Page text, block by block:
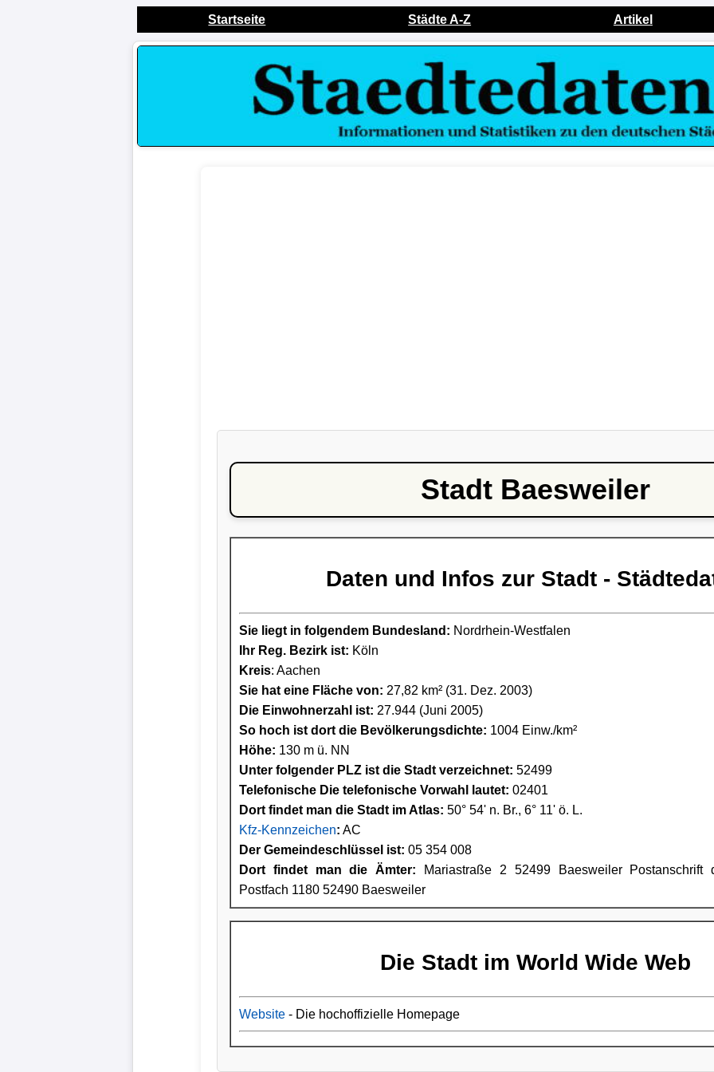
Startseite Städte A-Z Artikel
Stadt Baesweiler
Daten und Infos zur Stadt -
Sie liegt in folgendem Bundesland: Nordrhein-Westfalen
Ihr Reg. Bezirk ist: Köln
Kreis: Aachen
Sie hat eine Fläche von: 27,82 km² (31. Dez. 2003)
Die Einwohnerzahl ist: 27.944 (Juni 2005)
So hoch ist dort die Bevölkerungsdichte: 1004 Einw./km²
Höhe: 130 m ü. NN
Unter folgender PLZ ist die Stadt verzeichnet: 52499
Telefonische Die telefonische Vorwahl lautet: 02401
Dort findet man die Stadt im Atlas: 50° 54' n. Br., 6° 11' ö. L.
Kfz-Kennzeichen: AC
Der Gemeindeschlüssel ist: 05 354 008
Dort findet man die Ämter: Mariastraße 2 52499 Baesweiler Postanschrift
Postfach 1180 52490 Baesweiler
Die Stadt im World Wide Web
Website - Die hochoffizielle Homepage